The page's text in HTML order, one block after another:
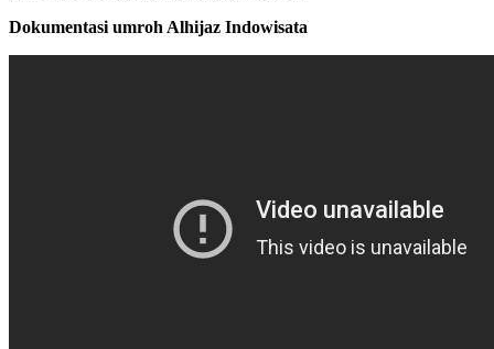
Dokumentasi umroh Alhijaz Indowisata